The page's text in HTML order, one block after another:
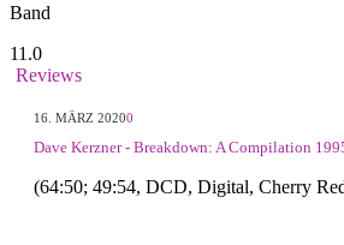
Band
11.0
Reviews
16. MÄRZ 20200
Dave Kerzner - Breakdown: A Compilation
(64:50; 49:54, DCD, Digital, Cherry